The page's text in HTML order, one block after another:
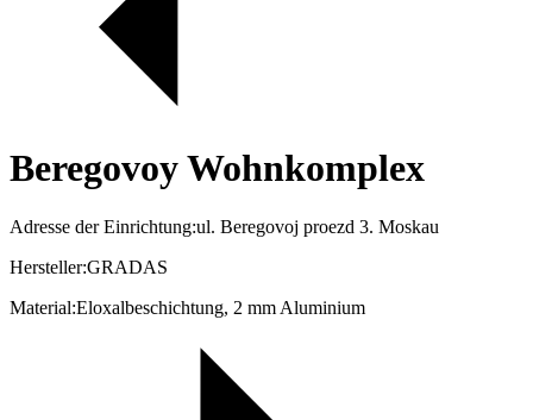
Beregovoy Wohnkomplex
Adresse der Einrichtung:ul. Beregovoj proezd 3. Moskau
Hersteller:GRADAS
Material:Eloxalbeschichtung, 2 mm Aluminium